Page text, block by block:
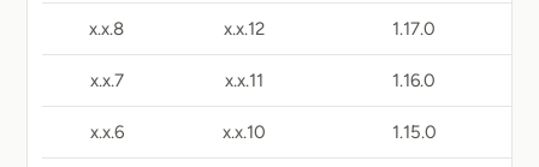
1.17.0
12.x.x
8.x.x
1.16.0
11.x.x
7.x.x
1.15.0
10.x.x
6.x.x